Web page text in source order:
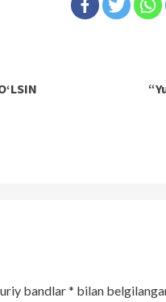
bandlar* bilan